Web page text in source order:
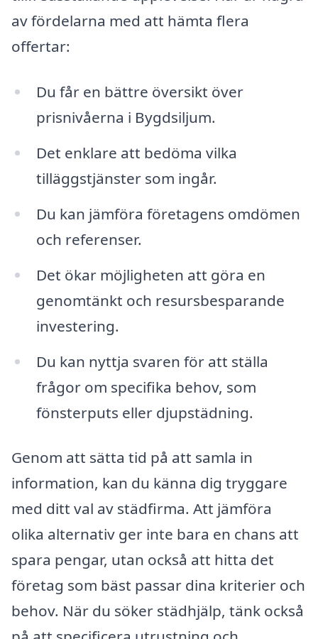
av fördelarna med att hämta flera
offertar:
Du får en bättre översikt över
prisnivåerna i Bygdsiljum.
Det enklare att bedöma vilka
tilläggstjänster som ingår.
Du kan jämföra företagens omdömen
och referenser.
Det ökar möjligheten att göra en
genomtänkt och resursbesparande
investering.
Du kan nyttja svaren för att ställa
frågor om specifika behov, som
fönsterputs eller djupstädning.
Genom att sätta tid på att samla in
information, kan du känna dig tryggare
med ditt val av städfirma. Att jämföra
olika alternativ ger inte bara en chans att
spara pengar, utan också att hitta det
företag som bäst passar dina kriterier och
behov. När du söker städhjälp, tänk också